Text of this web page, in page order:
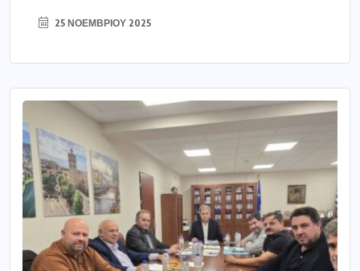
25 ΝΟΕΜΒΡΊΟΥ 2025